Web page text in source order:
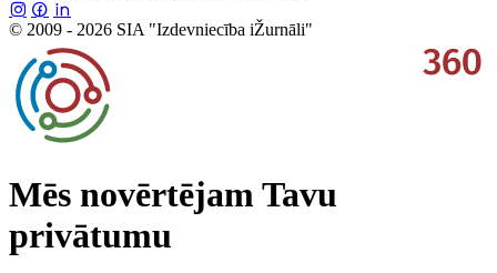
© 2009 - 2026 SIA "Izdevniecība iŽurnāli"
Mēs novērtējam Tavu
privātumu